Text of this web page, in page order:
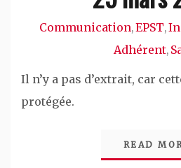
Communication,EPST,
Adhérent,
Il n’y a pas d’extrait, car
protégée.
READ